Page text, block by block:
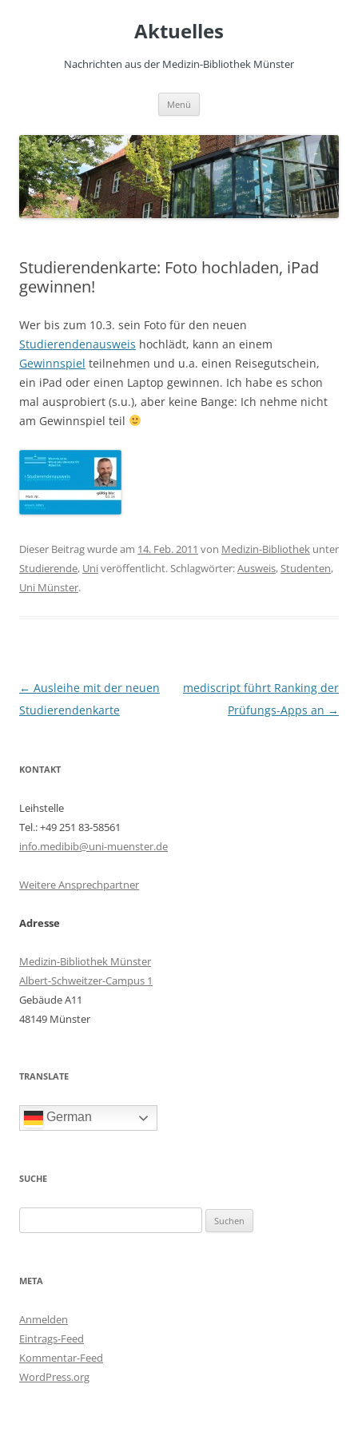
Aktuelles
Nachrichten aus der Medizin-Bibliothek Münster
Menü
Studierendenkarte: Foto hochladen, iPad
gewinnen!
Wer bis zum 10.3. sein Foto für den neuen
Studierendenausweis hochlädt, kann an einem
Gewinnspiel teilnehmen und u.a. einen Reisegutschein,
ein iPad oder einen Laptop gewinnen. Ich habe es schon
mal ausprobiert (s.u.), aber keine Bange: Ich nehme nicht
am Gewinnspiel teil
Dieser Beitrag wurde am 14. Feb. 2011 von Medizin-Bibliothek unter
Studierende, Univeröffentlicht. Schlagwörter:Ausweis,Studenten,
Uni Münster.
Beitragsnavigation
← Ausleihe mit der neuen
Studierendenkarte
mediscript führt Ranking der
Prüfungs-Apps an →
KONTAKT
Leihstelle
Tel.: +49 251 83-58561
info.medibib@uni-muenster.de
Weitere Ansprechpartner
Adresse
Medizin-Bibliothek Münster
Albert-Schweitzer-Campus 1
Gebäude A11
48149 Münster
TRANSLATE
German
SUCHE
nach:
META
Anmelden
Eintrags-Feed
Kommentar-Feed
WordPress.org